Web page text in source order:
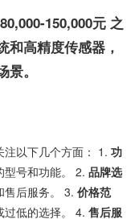
80,000-150,000元 之
和高精度传感器，
。
以下几个方面： 1. 功
型号和功能。 2. 品牌选
售后服务。 3. 价格范
过低的选择。 4. 售后服